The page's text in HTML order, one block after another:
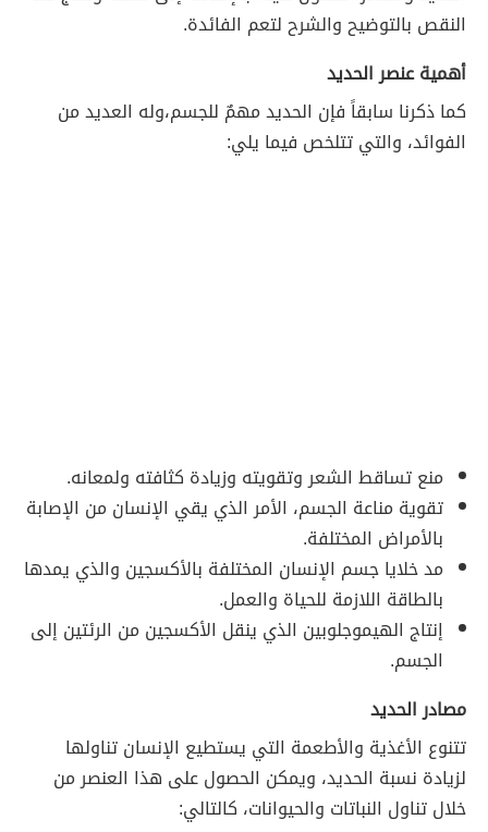
النقص بالتوضيح والشرح لتعم الفائدة.
أهمية عنصر الحديد
كما ذكرنا سابقاً فإن الحديد مهمٌ للجسم،وله العديد من
الفوائد، والتي تتلخص فيما يلي:
منع تساقط الشعر وتقويته وزيادة كثافته ولمعانه.
تقوية مناعة الجسم، الأمر الذي يقي الإنسان من الإصابة
بالأمراض المختلفة.
مد خلايا جسم الإنسان المختلفة بالأكسجين والذي يمدها
بالطاقة اللازمة للحياة والعمل.
إنتاج الهيموجلوبين الذي ينقل الأكسجين من الرئتين إلى
الجسم.
مصادر الحديد
تتنوع الأغذية والأطعمة التي يستطيع الإنسان تناولها
لزيادة نسبة الحديد، ويمكن الحصول على هذا العنصر من
خلال تناول النباتات والحيوانات، كالتالي: